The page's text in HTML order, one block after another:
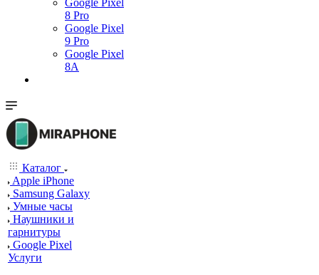
Google Pixel
8 Pro
Google Pixel
9 Pro
Google Pixel
8A
Каталог
Apple iPhone
Samsung Galaxy
Умные часы
Наушники и
гарнитуры
Google Pixel
Услуги